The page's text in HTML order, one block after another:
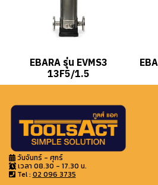
EBARA รุ่น EVMS3
13F5/1.5
วันจันทร์ - ศุกร์
เวลา 08.30 - 17.30 น.
Tel : 02 096 3735